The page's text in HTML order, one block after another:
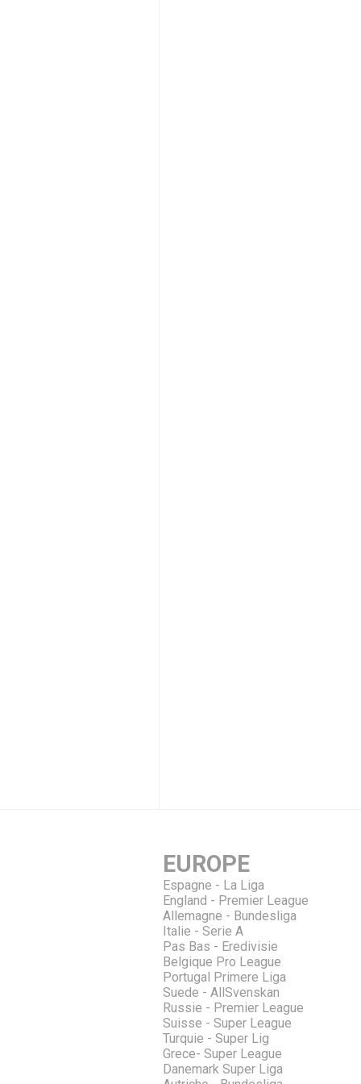
EUROPE
Espagne - La Liga
England - Premier League
Allemagne - Bundesliga
Italie - Serie A
Pas Bas - Eredivisie
Belgique Pro League
Portugal Primere Liga
Suede - AllSvenskan
Russie - Premier League
Suisse - Super League
Turquie - Super Lig
Grece- Super League
Danemark Super Liga